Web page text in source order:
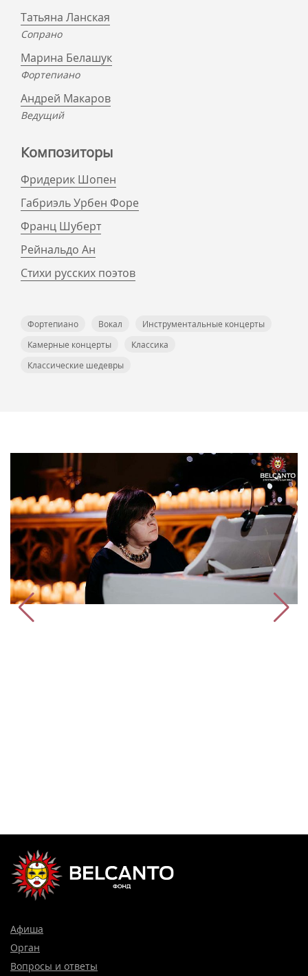
Татьяна Ланская
Сопрано
Марина Белашук
Фортепиано
Андрей Макаров
Ведущий
Композиторы
Фридерик Шопен
Габриэль Урбен Форе
Франц Шуберт
Рейнальдо Ан
Стихи русских поэтов
Фортепиано Вокал
Инструментальные концерты
Камерные концерты
Классика
Классические шедевры
Афиша
Орган
Вопросы и ответы